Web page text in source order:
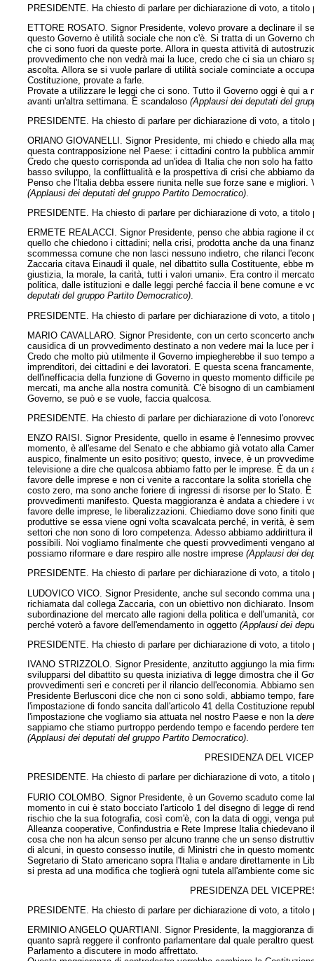
PRESIDENTE. Ha chiesto di parlare per dichiarazione di voto, a
ETTORE ROSATO. Signor Presidente, volevo provare a declinare il
questo Governo è utilità sociale che non c'è. Si tratta di un Governo
che ci sono fuori da queste porte. Allora in questa attività di
provvedimento che non vedrà mai la luce, credo che ci sia un chiaro
ascolta. Allora se si vuole parlare di utilità sociale cominciate a
Costituzione, provate a farle.
Provate a utilizzare le leggi che ci sono. Tutto il Governo oggi è qui
avanti un'altra settimana. È scandaloso(Applausi dei deputati del
PRESIDENTE. Ha chiesto di parlare per dichiarazione di voto, a
ORIANO GIOVANELLI. Signor Presidente, mi chiedo e chiedo alla
questa contrapposizione nel Paese: i cittadini contro la pubblica
Credo che questo corrisponda ad un'idea di Italia che non solo ha
basso sviluppo, la conflittualità e la prospettiva di crisi che abbiamo
Penso che l'Italia debba essere riunita nelle sue forze sane e
(Applausi dei deputati del gruppo Partito Democratico).
PRESIDENTE. Ha chiesto di parlare per dichiarazione di voto, a
ERMETE REALACCI. Signor Presidente, penso che abbia ragione il
quello che chiedono i cittadini; nella crisi, prodotta anche da una
scommessa comune che non lasci nessuno indietro, che rilanci
Zaccaria citava Einaudi il quale, nel dibattito sulla Costituente, ebbe
giustizia, la morale, la carità, tutti i valori umani». Era contro il
politica, dalle istituzioni e dalle leggi perché faccia il bene comune e
deputati del gruppo Partito Democratico).
PRESIDENTE. Ha chiesto di parlare per dichiarazione di voto, a
MARIO CAVALLARO. Signor Presidente, con un certo sconcerto
causidica di un provvedimento destinato a non vedere mai la luce
Credo che molto più utilmente il Governo impiegherebbe il suo
imprenditori, dei cittadini e dei lavoratori. E questa scena
dell'inefficacia della funzione di Governo in questo momento difficile
mercati, ma anche alla nostra comunità. C'è bisogno di un
Governo, se può e se vuole, faccia qualcosa.
PRESIDENTE. Ha chiesto di parlare per dichiarazione di voto
ENZO RAISI. Signor Presidente, quello in esame è l'ennesimo
momento, è all'esame del Senato e che abbiamo già votato alla
auspico, finalmente un esito positivo; questo, invece, è un
televisione a dire che qualcosa abbiamo fatto per le imprese. È da
favore delle imprese e non ci venite a raccontare la solita storiella
costo zero, ma sono anche foriere di ingressi di risorse per lo Stato.
provvedimenti manifesto. Questa maggioranza è andata a chiedere i
favore delle imprese, le liberalizzazioni. Chiediamo dove sono finiti
produttive se essa viene ogni volta scavalcata perché, in verità, è
settori che non sono di loro competenza. Adesso abbiamo
possibili. Noi vogliamo finalmente che questi provvedimenti vengano
possiamo riformare e dare respiro alle nostre imprese(Applausi dei
PRESIDENTE. Ha chiesto di parlare per dichiarazione di voto, a
LUDOVICO VICO. Signor Presidente, anche sul secondo comma
richiamata dal collega Zaccaria, con un obiettivo non dichiarato.
subordinazione del mercato alle ragioni della politica e dell'umanità,
perché voterò a favore dell'emendamento in oggetto(Applausi dei
PRESIDENTE. Ha chiesto di parlare per dichiarazione di voto, a
IVANO STRIZZOLO. Signor Presidente, anzitutto aggiungo la mia
svilupparsi del dibattito su questa iniziativa di legge dimostra che il
provvedimenti seri e concreti per il rilancio dell'economia. Abbiamo
Presidente Berlusconi dice che non ci sono soldi, abbiamo tempo,
l'impostazione di fondo sancita dall'articolo 41 della Costituzione
l'impostazione che vogliamo sia attuata nel nostro Paese e non la
sappiamo che stiamo purtroppo perdendo tempo e facendo perdere
(Applausi dei deputati del gruppo Partito Democratico)
PRESIDENZA DEL
PRESIDENTE. Ha chiesto di parlare per dichiarazione di voto, a
FURIO COLOMBO. Signor Presidente, è un Governo scaduto come
momento in cui è stato bocciato l'articolo 1 del disegno di legge di
rischio che la sua fotografia, così com'è, con la data di oggi, venga
Alleanza cooperative, Confindustria e Rete Imprese Italia
cosa che non ha alcun senso per alcuno tranne che un senso
di alcuni, in questo consesso inutile, di Ministri che in questo
Segretario di Stato americano sopra l'Italia e andare direttamente in
si presta ad una modifica che toglierà ogni tutela all'ambiente come
PRESIDENZA DEL
PRESIDENTE. Ha chiesto di parlare per dichiarazione di voto, a
ERMINIO ANGELO QUARTIANI. Signor Presidente, la maggioranza
quanto saprà reggere il confronto parlamentare dal quale peraltro
Parlamento a discutere in modo affrettato.